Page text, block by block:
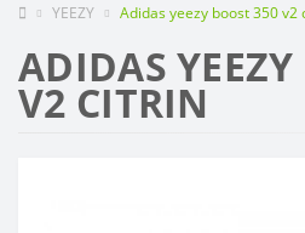
YEEZY Adidas yееzy boost 350 v2
ADIDAS
V2 CITRIN